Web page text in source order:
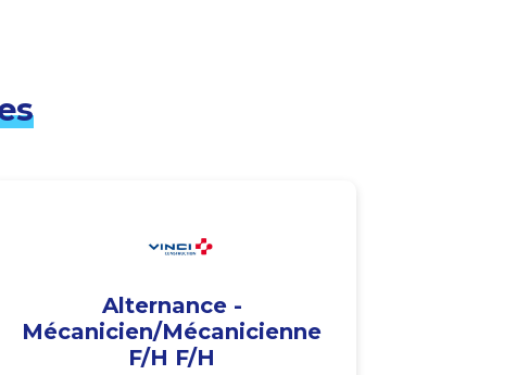
Alternance -
Mécanicien/Mécanicienne
F/H F/H